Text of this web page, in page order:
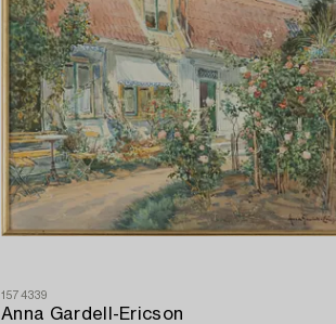
1574339
Anna Gardell-Ericson